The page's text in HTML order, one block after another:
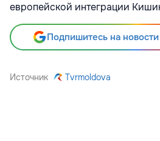
европейской интеграции
Подпишитесь на
Источник Tvrmoldova